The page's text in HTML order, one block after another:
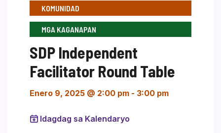
KOMUNIDAD
MGA KAGANAPAN
SDP Independent
Facilitator Round Table
Enero 9, 2025 @ 2:00 pm - 3:00 pm
Idagdag sa Kalendaryo